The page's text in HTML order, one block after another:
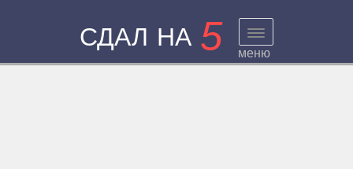
СДАЛ НА 5 меню